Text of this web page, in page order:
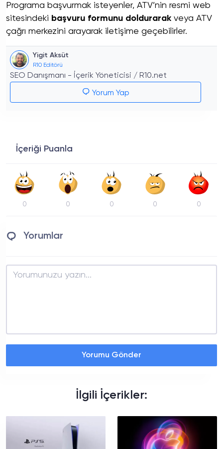
Programa başvurmak isteyenler, ATV’nin resmi web
sitesindeki başvuru formunu doldurarak veya ATV
çağrı merkezini arayarak iletişime geçebilirler.
Yigit Aksüt
R10 Editörü
SEO Danışmanı - İçerik Yöneticisi / R10.net
Yorum Yap
İçeriği Puanla
0 0 0 0 0
Yorumlar
Yorumu Gönder
İlgili İçerikler: